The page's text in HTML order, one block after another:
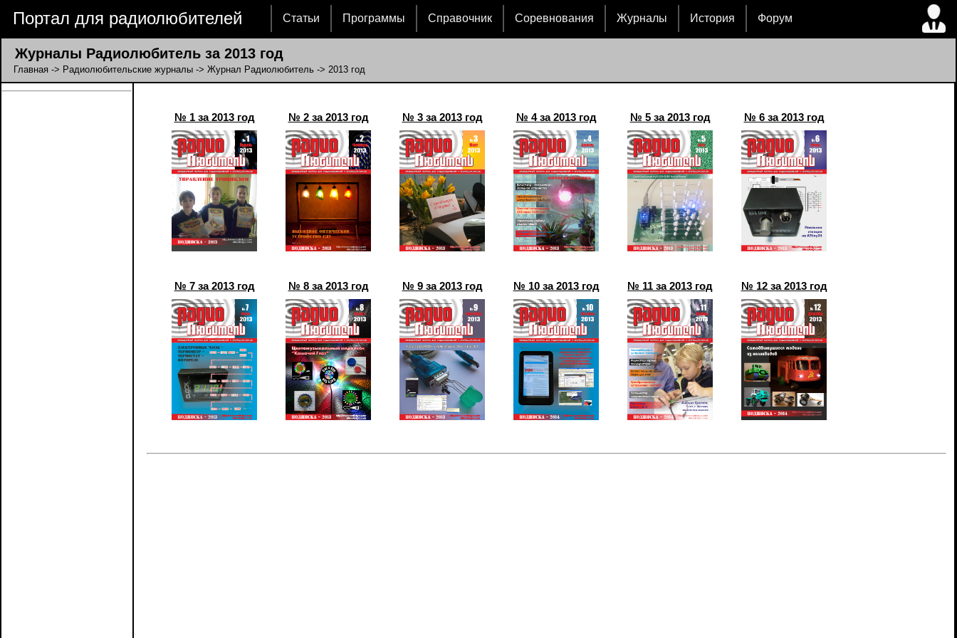
Портал для радиолюбителей Статьи Программы Справочник Соревнования Журналы История Форум
Журналы Радиолюбитель за 2013 год
Главная -> Радиолюбительские журналы -> Журнал Радиолюбитель -> 2013 год
№ 1 за 2013 год № 2 за 2013 год № 3 за 2013 год № 4 за 2013 год № 5 за 2013 год № 6 за 2013 год
№ 7 за 2013 год № 8 за 2013 год № 9 за 2013 год № 10 за 2013 год № 11 за 2013 год № 12 за 2013 год